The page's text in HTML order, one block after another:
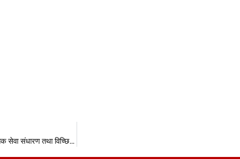
धारा 10 मध्यप्रदेश अत्यावश्यक सेवा संधारण तथा विच्छिन्नता निवारण अधिनियम 1979